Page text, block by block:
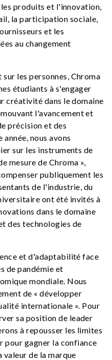
produits et l'innovation,
la participation sociale,
et les
au changement
les personnes, Chroma
étudiants à s'engager
créativité dans le domaine
l'avancement et
précision et des
nous avons
sur les instruments de
mesure de Chroma »,
publiquement les
de l'industrie, du
ont été invités à
dans le domaine
des technologies de
et d'adaptabilité face
de pandémie et
mondiale. Nous
de « développer
internationale ». Pour
sa position de leader
à repousser les limites
pour gagner la confiance
de la marque